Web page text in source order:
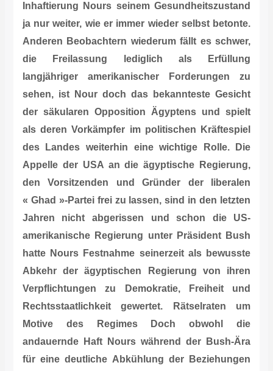
Inhaftierung Nours seinem Gesundheitszustand
ja nur weiter, wie er immer wieder selbst betonte.
Anderen Beobachtern wiederum fällt es schwer,
die Freilassung lediglich als Erfüllung
langjähriger amerikanischer Forderungen zu
sehen, ist Nour doch das bekannteste Gesicht
der säkularen Opposition Ägyptens und spielt
als deren Vorkämpfer im politischen Kräftespiel
des Landes weiterhin eine wichtige Rolle. Die
Appelle der USA an die ägyptische Regierung,
den Vorsitzenden und Gründer der liberalen
« Ghad »-Partei frei zu lassen, sind in den letzten
Jahren nicht abgerissen und schon die US-
amerikanische Regierung unter Präsident Bush
hatte Nours Festnahme seinerzeit als bewusste
Abkehr der ägyptischen Regierung von ihren
Verpflichtungen zu Demokratie, Freiheit und
Rechtsstaatlichkeit gewertet.
Rätselraten um
Motive des RegimesDoch obwohl die
andauernde Haft Nours während der Bush-Ära
für eine deutliche Abkühlung der Beziehungen